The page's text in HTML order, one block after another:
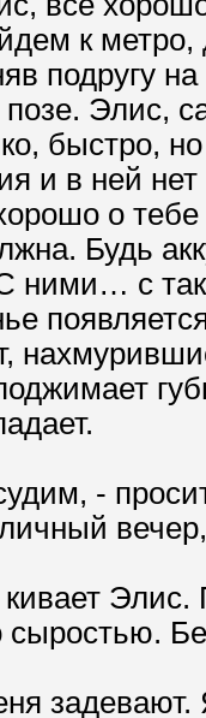
к метро,
подругу
Элис,
быстро,
и в ней
о
Будь
ними… с
-
Элис.
сыростью.